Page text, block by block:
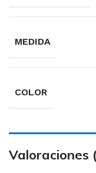
MEDIDA
COLOR
Valoraciones